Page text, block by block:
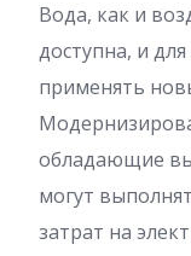
Вода, как и
доступна, и
применять
обладающие
могут
затрат на